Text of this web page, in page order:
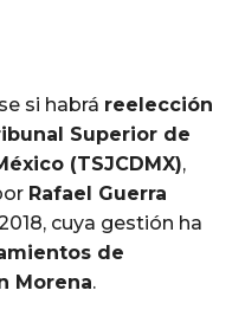
si habrá reelección
Superior de
(TSJCDMX),
Rafael Guerra
cuya gestión ha
de
Morena.